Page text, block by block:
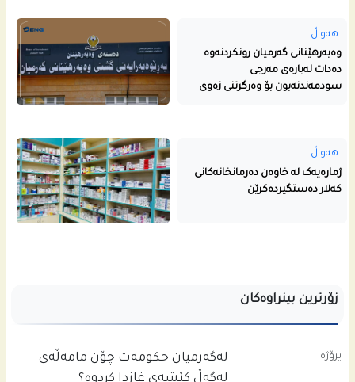
هەواڵ
وەبەرهێنانی گەرمیان رونکردنەوە
دەدات لەبارەی مەرجی
سودمەندنەبون بۆ وەرگرتنی زەوی
هەواڵ
ژمارەیەک لە خاوەن دەرمانخانەکانی
کەلار دەستگیردەکرێن
زۆرترین بینراوەکان
پرۆژە
له‌گه‌رمیان حكومه‌ت چۆن مامه‌ڵه‌ى